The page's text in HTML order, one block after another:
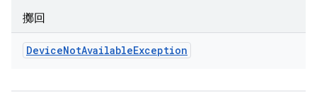
擲回
DeviceNotAvailableException